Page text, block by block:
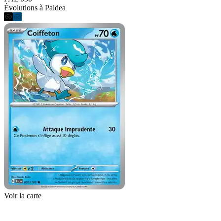
Évolutions à Paldea
Voir la carte